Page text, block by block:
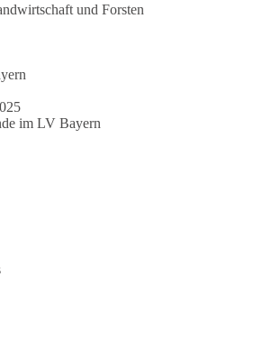
und Forsten
im LV Bayern